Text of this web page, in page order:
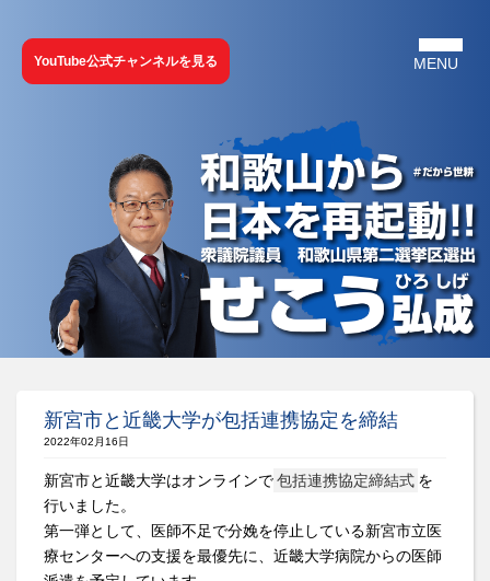
YouTube公式チャンネルを見る
新宮市と近畿大学が包括連携協定を締結
2022年02月16日
新宮市と近畿大学はオンラインで包括連携協定締結式 を
行いました。
第一弾として、医師不足で分娩を停止している新宮市立医
療センターへの支援を最優先に、近畿大学病院からの医師